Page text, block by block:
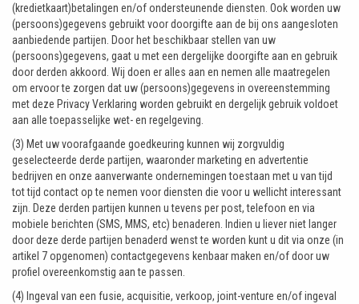
(kredietkaart)betalingen en/of ondersteunende diensten. Ook worden uw
(persoons)gegevens gebruikt voor doorgifte aan de bij ons aangesloten
aanbiedende partijen. Door het beschikbaar stellen van uw
(persoons)gegevens, gaat u met een dergelijke doorgifte aan en gebruik
door derden akkoord. Wij doen er alles aan en nemen alle maatregelen
om ervoor te zorgen dat uw (persoons)gegevens in overeenstemming
met deze Privacy Verklaring worden gebruikt en dergelijk gebruik voldoet
aan alle toepasselijke wet- en regelgeving.
(3) Met uw voorafgaande goedkeuring kunnen wij zorgvuldig
geselecteerde derde partijen, waaronder marketing en advertentie
bedrijven en onze aanverwante ondernemingen toestaan met u van tijd
tot tijd contact op te nemen voor diensten die voor u wellicht interessant
zijn. Deze derden partijen kunnen u tevens per post, telefoon en via
mobiele berichten (SMS, MMS, etc) benaderen. Indien u liever niet langer
door deze derde partijen benaderd wenst te worden kunt u dit via onze (in
artikel 7 opgenomen) contactgegevens kenbaar maken en/of door uw
profiel overeenkomstig aan te passen.
(4) Ingeval van een fusie, acquisitie, verkoop, joint-venture en/of ingeval